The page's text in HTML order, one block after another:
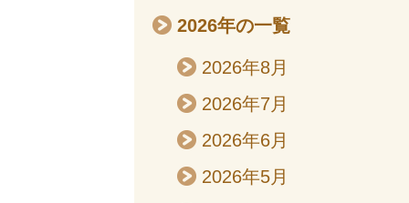
2026年の一覧
2026年8月
2026年7月
2026年6月
2026年5月